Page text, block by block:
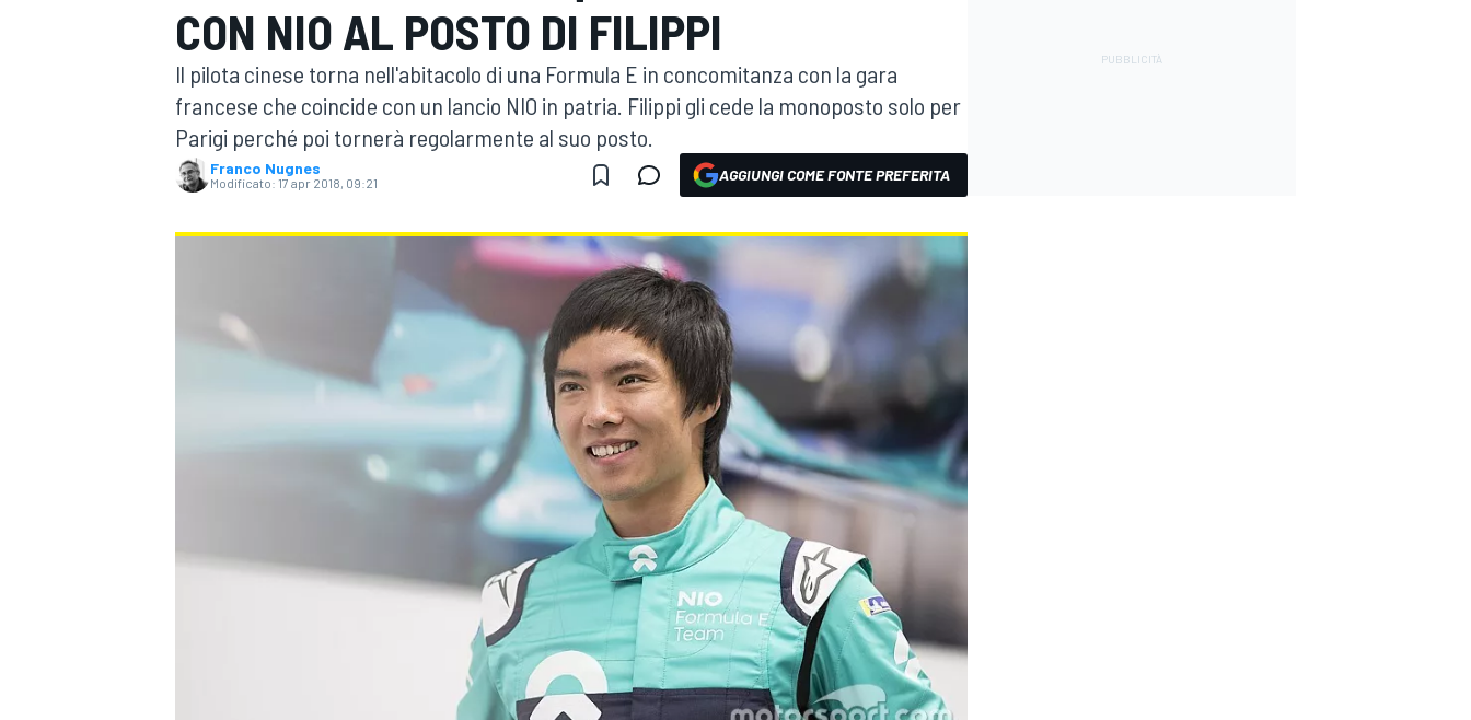
MOTOGP WEC
CON NIO AL POSTO DI FILIPPI
Il pilota cinese torna nell'abitacolo di una Formula E in concomitanza con la gara
francese che coincide con un lancio NIO in patria. Filippi gli cede la monoposto solo per
Parigi perché poi tornerà regolarmente al suo posto.
Franco Nugnes
Modificato: 17 apr 2018, 09:21 AGGIUNGI COME FONTE PREFERITA